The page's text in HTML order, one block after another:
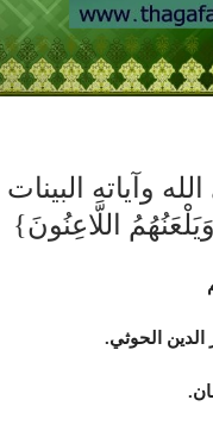
وآياته
اللَّاعِنُونَ}
الدين الحوثي.